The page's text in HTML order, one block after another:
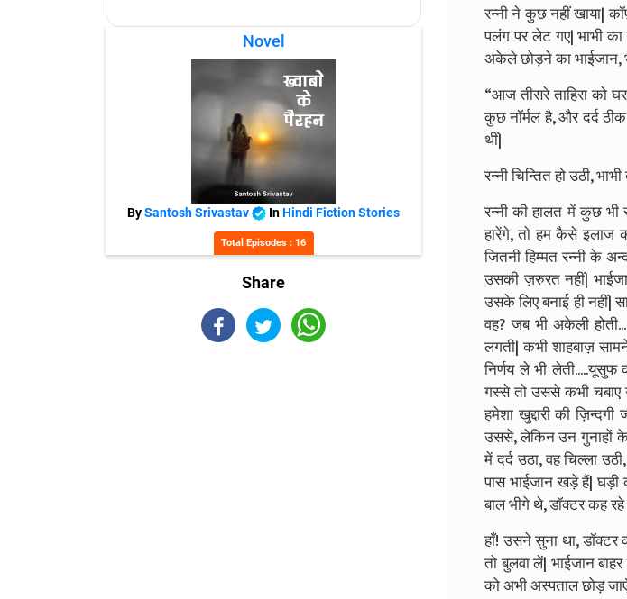
Novel
BySantosh Srivastav InHindi Fiction Stories
Total Episodes : 16
Share
रन्नी ने कुछ नहीं खाया|
पलंग पर लेट गए| भाभी
अकेले छोड़ने का भाईजान,
“आज तीसरे ताहिरा को
कुछ नॉर्मल है, और दर्द
थीं|
रन्नी चिन्तित हो उठी,
रन्नी की हालत में कुछ भी
हारेंगे, तो हम कैसे इलाज
जितनी हिम्मत रन्नी के
उसकी ज़रुरत नहीं|
उसके लिए बनाई ही नहीं|
वह? जब भी अकेली
लगती| कभी शाहबाज़
निर्णय ले भी
गस्से तो उससे कभी चबाए
हमेशा खुद्दारी की
उससे, लेकिन उन गुनाहों
में दर्द उठा, वह चिल्ला
पास भाईजान खड़े हैं|
बाल भीगे थे, डॉक्टर कह
हाँ! उसने सुना था,
तो बुलवा लें| भाईजान
को अभी अस्पताल छोड़